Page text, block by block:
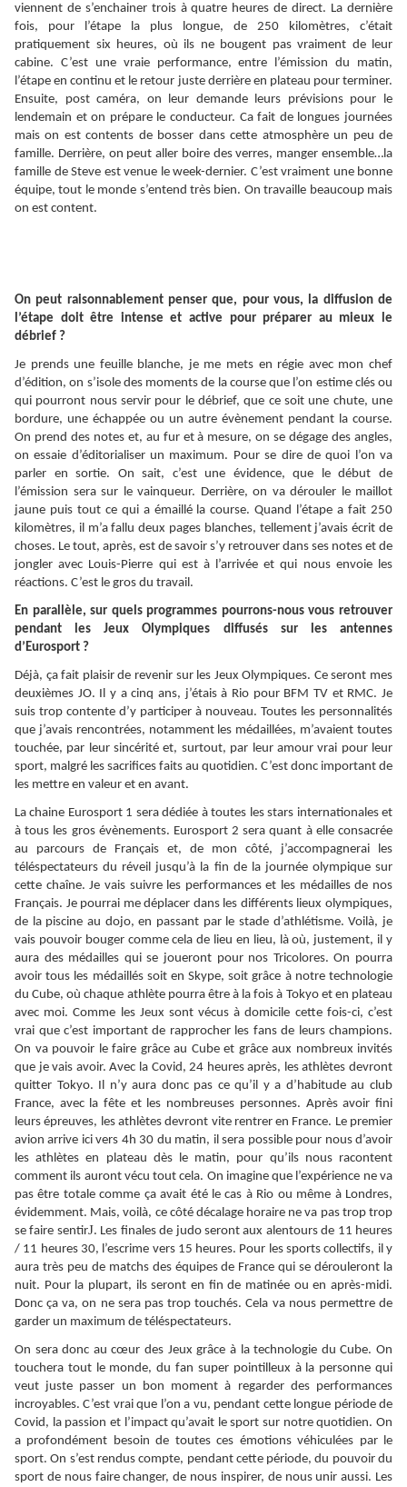
viennent de s’enchainer trois à quatre heures de direct. La dernière
fois, pour l’étape la plus longue, de 250 kilomètres, c’était
pratiquement six heures, où ils ne bougent pas vraiment de leur
cabine. C’est une vraie performance, entre l’émission du matin,
l’étape en continu et le retour juste derrière en plateau pour terminer.
Ensuite, post caméra, on leur demande leurs prévisions pour le
lendemain et on prépare le conducteur. Ca fait de longues journées
mais on est contents de bosser dans cette atmosphère un peu de
famille. Derrière, on peut aller boire des verres, manger ensemble…la
famille de Steve est venue le week-dernier. C’est vraiment une bonne
équipe, tout le monde s’entend très bien. On travaille beaucoup mais
on est content.
On peut raisonnablement penser que, pour vous, la diffusion de
l’étape doit être intense et active pour préparer au mieux le
débrief ?
Je prends une feuille blanche, je me mets en régie avec mon chef
d’édition, on s’isole des moments de la course que l’on estime clés ou
qui pourront nous servir pour le débrief, que ce soit une chute, une
bordure, une échappée ou un autre évènement pendant la course.
On prend des notes et, au fur et à mesure, on se dégage des angles,
on essaie d’éditorialiser un maximum. Pour se dire de quoi l’on va
parler en sortie. On sait, c’est une évidence, que le début de
l’émission sera sur le vainqueur. Derrière, on va dérouler le maillot
jaune puis tout ce qui a émaillé la course. Quand l’étape a fait 250
kilomètres, il m’a fallu deux pages blanches, tellement j’avais écrit de
choses. Le tout, après, est de savoir s’y retrouver dans ses notes et de
jongler avec Louis-Pierre qui est à l’arrivée et qui nous envoie les
réactions. C’est le gros du travail.
En parallèle, sur quels programmes pourrons-nous vous retrouver
pendant les Jeux Olympiques diffusés sur les antennes
d’Eurosport ?
Déjà, ça fait plaisir de revenir sur les Jeux Olympiques. Ce seront mes
deuxièmes JO. Il y a cinq ans, j’étais à Rio pour BFM TV et RMC. Je
suis trop contente d’y participer à nouveau. Toutes les personnalités
que j’avais rencontrées, notamment les médaillées, m’avaient toutes
touchée, par leur sincérité et, surtout, par leur amour vrai pour leur
sport, malgré les sacrifices faits au quotidien. C’est donc important de
les mettre en valeur et en avant.
La chaine Eurosport 1 sera dédiée à toutes les stars internationales et
à tous les gros évènements. Eurosport 2 sera quant à elle consacrée
au parcours de Français et, de mon côté, j’accompagnerai les
téléspectateurs du réveil jusqu’à la fin de la journée olympique sur
cette chaîne. Je vais suivre les performances et les médailles de nos
Français. Je pourrai me déplacer dans les différents lieux olympiques,
de la piscine au dojo, en passant par le stade d’athlétisme. Voilà, je
vais pouvoir bouger comme cela de lieu en lieu, là où, justement, il y
aura des médailles qui se joueront pour nos Tricolores. On pourra
avoir tous les médaillés soit en Skype, soit grâce à notre technologie
du Cube, où chaque athlète pourra être à la fois à Tokyo et en plateau
avec moi. Comme les Jeux sont vécus à domicile cette fois-ci, c’est
vrai que c’est important de rapprocher les fans de leurs champions.
On va pouvoir le faire grâce au Cube et grâce aux nombreux invités
que je vais avoir. Avec la Covid, 24 heures après, les athlètes devront
quitter Tokyo. Il n’y aura donc pas ce qu’il y a d’habitude au club
France, avec la fête et les nombreuses personnes. Après avoir fini
leurs épreuves, les athlètes devront vite rentrer en France. Le premier
avion arrive ici vers 4h 30 du matin, il sera possible pour nous d’avoir
les athlètes en plateau dès le matin, pour qu’ils nous racontent
comment ils auront vécu tout cela. On imagine que l’expérience ne va
pas être totale comme ça avait été le cas à Rio ou même à Londres,
évidemment. Mais, voilà, ce côté décalage horaire ne va pas trop trop
se faire sentirJ. Les finales de judo seront aux alentours de 11 heures
/ 11 heures 30, l’escrime vers 15 heures. Pour les sports collectifs, il y
aura très peu de matchs des équipes de France qui se dérouleront la
nuit. Pour la plupart, ils seront en fin de matinée ou en après-midi.
Donc ça va, on ne sera pas trop touchés. Cela va nous permettre de
garder un maximum de téléspectateurs.
On sera donc au cœur des Jeux grâce à la technologie du Cube. On
touchera tout le monde, du fan super pointilleux à la personne qui
veut juste passer un bon moment à regarder des performances
incroyables. C’est vrai que l’on a vu, pendant cette longue période de
Covid, la passion et l’impact qu’avait le sport sur notre quotidien. On
a profondément besoin de toutes ces émotions véhiculées par le
sport. On s’est rendus compte, pendant cette période, du pouvoir du
sport de nous faire changer, de nous inspirer, de nous unir aussi. Les